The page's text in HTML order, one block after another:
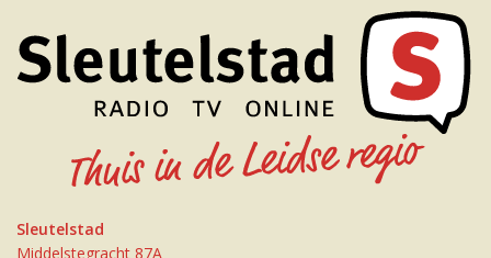
Sleutelstad
Middelstegracht 87A